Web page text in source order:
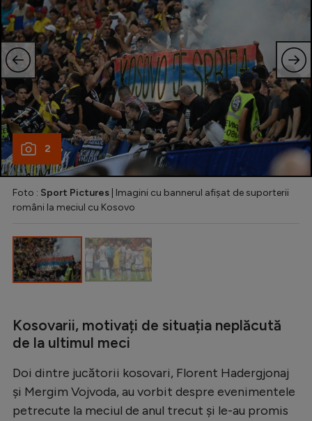
Tenis
Handbal
Natație
Formula 1
Gimnastică
Auto
Rugby
Ciclism
JO 2024
JO 2026
Intră în cont
Creează cont
2
Foto : Sport Pictures | Imagini cu bannerul afișat de suporterii
români la meciul cu Kosovo
Kosovarii, motivați de situația neplăcută
de la ultimul meci
Doi dintre jucătorii kosovari, Florent Hadergjonaj
și Mergim Vojvoda, au vorbit despre evenimentele
petrecute la meciul de anul trecut și le-au promis